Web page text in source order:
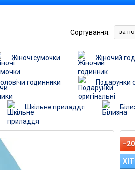
та відгуків
Оплата замовлень на
Сортування: за
Жіночі сумочки Жіночий
годинники Подарунки
Шкільне приладдя
ХІТ